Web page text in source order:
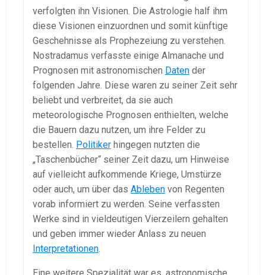
verfolgten ihn Visionen. Die Astrologie half ihm
diese Visionen einzuordnen und somit künftige
Geschehnisse als Prophezeiung zu verstehen.
Nostradamus verfasste einige Almanache und
Prognosen mit astronomischen Daten der
folgenden Jahre. Diese waren zu seiner Zeit sehr
beliebt und verbreitet, da sie auch
meteorologische Prognosen enthielten, welche
die Bauern dazu nutzen, um ihre Felder zu
bestellen. Politiker hingegen nutzten die
„Taschenbücher“ seiner Zeit dazu, um Hinweise
auf vielleicht aufkommende Kriege, Umstürze
oder auch, um über das Ableben von Regenten
vorab informiert zu werden. Seine verfassten
Werke sind in vieldeutigen Vierzeilern gehalten
und geben immer wieder Anlass zu neuen
Interpretationen.